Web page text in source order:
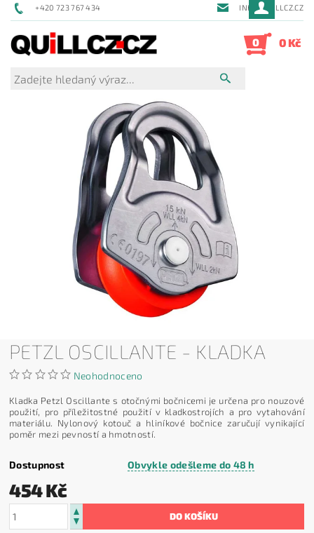
+420 723 767 434 INFO@QUILLCZ.CZ
0 0 Kč
PETZL OSCILLANTE - KLADKA
Neohodnoceno
Kladka Petzl Oscillante s otočnými bočnicemi je určena pro nouzové
použití, pro příležitostné použití v kladkostrojích a pro vytahování
materiálu. Nylonový kotouč a hliníkové bočnice zaručují vynikající
poměr mezi pevností a hmotností.
Dostupnost Obvykle odešleme do 48 h
454 Kč